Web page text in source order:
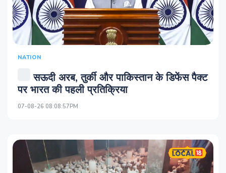
NATION
सऊदी अरब, तुर्की और पाकिस्तान के डिफेंस पैक्ट
पर भारत की पहली प्रतिक्रिया
07-08-26 08:08:57PM